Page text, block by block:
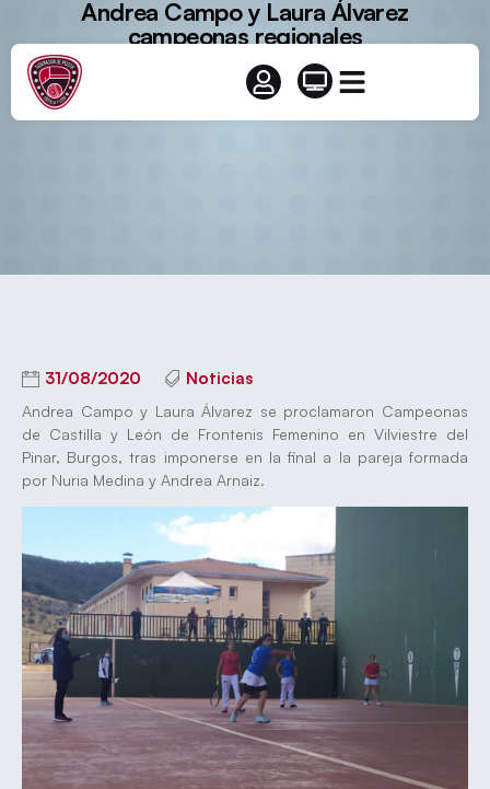
Andrea Campo y Laura Álvarez
campeonas regionales
31/08/2020 Noticias
Andrea Campo y Laura Álvarez se proclamaron Campeonas
de Castilla y León de Frontenis Femenino en Vilviestre del
Pinar, Burgos, tras imponerse en la final a la pareja formada
por Nuria Medina y Andrea Arnaiz.